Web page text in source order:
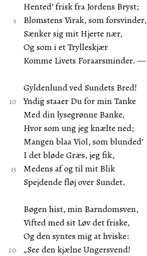
Hented’ frisk fra Jordens Bryst;
Blomstens Virak, som forsvinder,
Sænker sig mit Hjerte nær,
Og som i et Trylleskjær
Komme Livets Foraarsminder. —
Gyldenlund ved Sundets Bred!
Yndig staaer Du for min Tanke
Med din lysegrønne Banke,
Hvor som ung jeg knælte ned;
Mangen blaa Viol, som blunded’
I det bløde Græs, jeg fik,
Medens af og til mit Blik
Spejdende fløj over Sundet.
Bøgen hist, min Barndomsven,
Vifted med sit Løv det friske,
Og den syntes mig at hviske:
„See den kjælne Ungersvend!